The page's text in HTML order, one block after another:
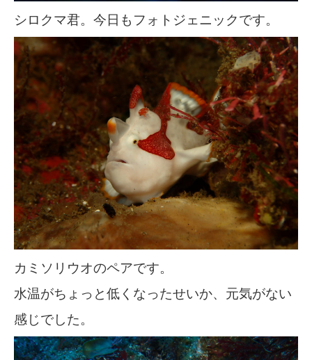
シロクマ君。今日もフォトジェニックです。
カミソリウオのペアです。
水温がちょっと低くなったせいか、元気がない
感じでした。